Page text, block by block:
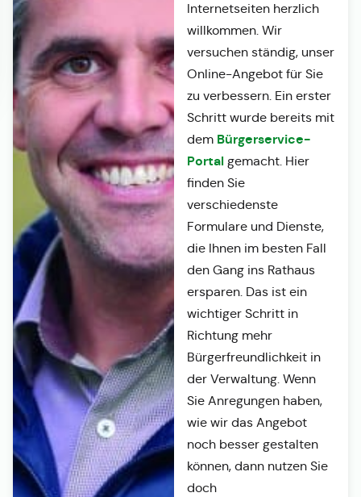
Internetseiten herzlich
willkommen. Wir
versuchen ständig, unser
Online-Angebot für Sie
zu verbessern. Ein erster
Schritt wurde bereits mit
dem Bürgerservice-
Portalgemacht. Hier
finden Sie
verschiedenste
Formulare und Dienste,
die Ihnen im besten Fall
den Gang ins Rathaus
ersparen. Das ist ein
wichtiger Schritt in
Richtung mehr
Bürgerfreundlichkeit in
der Verwaltung. Wenn
Sie Anregungen haben,
wie wir das Angebot
noch besser gestalten
können, dann nutzen Sie
doch